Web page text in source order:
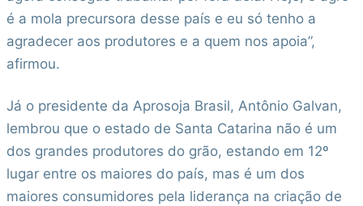
é a mola precursora desse país e eu só tenho a
agradecer aos produtores e a quem nos apoia”,
afirmou.
Já o presidente da Aprosoja Brasil, Antônio Galvan,
lembrou que o estado de Santa Catarina não é um
dos grandes produtores do grão, estando em 12º
lugar entre os maiores do país, mas é um dos
maiores consumidores pela liderança na criação de